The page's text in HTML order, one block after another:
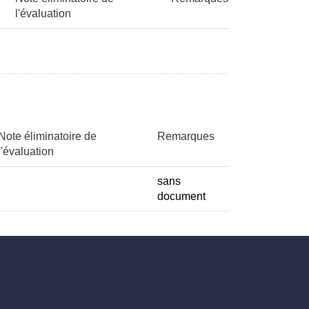
l'évaluation
Note éliminatoire de
l'évaluation
Remarques
sans
document